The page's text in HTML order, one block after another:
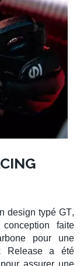
design typéGT,
faite
pour une
Releasea été
assurer une